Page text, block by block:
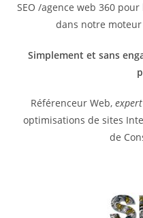
SEO /agence web 360
dans notre
Simplement et sans
Référenceur Web, expert
optimisations de sites
de